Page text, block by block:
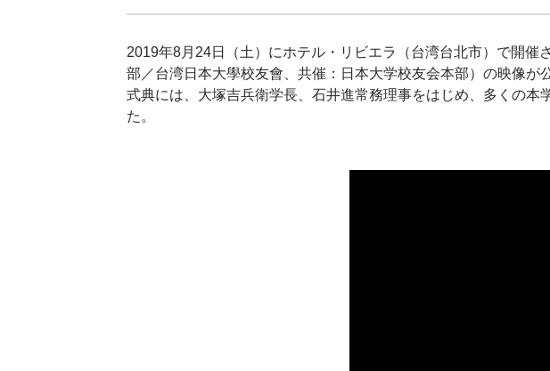
2019年8月24日（土）にホテル・リビエラ（台湾台北市）で開
部／台湾日本大學校友會、共催：日本大学校友会本部）の映像が
式典には、大塚吉兵衛学長、石井進常務理事をはじめ、多くの
た。